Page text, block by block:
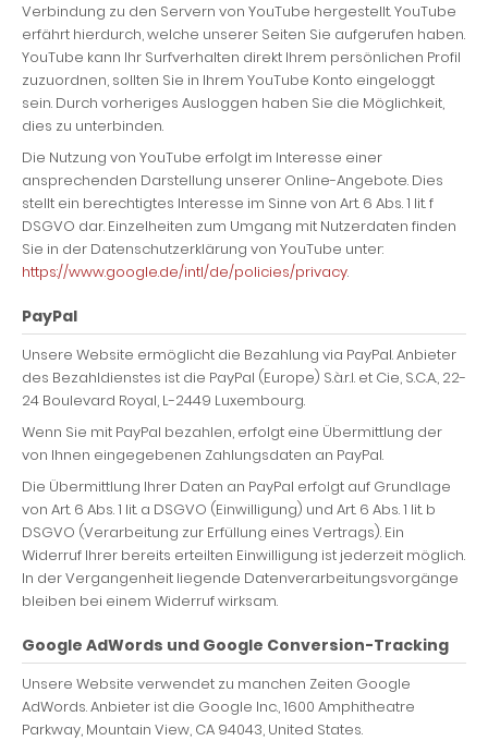
Verbindung zu den Servern von YouTube hergestellt. YouTube
erfährt hierdurch, welche unserer Seiten Sie aufgerufen haben.
YouTube kann Ihr Surfverhalten direkt Ihrem persönlichen Profil
zuzuordnen, sollten Sie in Ihrem YouTube Konto eingeloggt
sein. Durch vorheriges Ausloggen haben Sie die Möglichkeit,
dies zu unterbinden.
Die Nutzung von YouTube erfolgt im Interesse einer
ansprechenden Darstellung unserer Online-Angebote. Dies
stellt ein berechtigtes Interesse im Sinne von Art. 6 Abs. 1 lit. f
DSGVO dar. Einzelheiten zum Umgang mit Nutzerdaten finden
Sie in der Datenschutzerklärung von YouTube unter:
https://www.google.de/intl/de/policies/privacy.
PayPal
Unsere Website ermöglicht die Bezahlung via PayPal. Anbieter
des Bezahldienstes ist die PayPal (Europe) S.à.r.l. et Cie, S.C.A., 22-
24 Boulevard Royal, L-2449 Luxembourg.
Wenn Sie mit PayPal bezahlen, erfolgt eine Übermittlung der
von Ihnen eingegebenen Zahlungsdaten an PayPal.
Die Übermittlung Ihrer Daten an PayPal erfolgt auf Grundlage
von Art. 6 Abs. 1 lit. a DSGVO (Einwilligung) und Art. 6 Abs. 1 lit. b
DSGVO (Verarbeitung zur Erfüllung eines Vertrags). Ein
Widerruf Ihrer bereits erteilten Einwilligung ist jederzeit möglich.
In der Vergangenheit liegende Datenverarbeitungsvorgänge
bleiben bei einem Widerruf wirksam.
Google AdWords und Google Conversion-Tracking
Unsere Website verwendet zu manchen Zeiten Google
AdWords. Anbieter ist die Google Inc., 1600 Amphitheatre
Parkway, Mountain View, CA 94043, United States.